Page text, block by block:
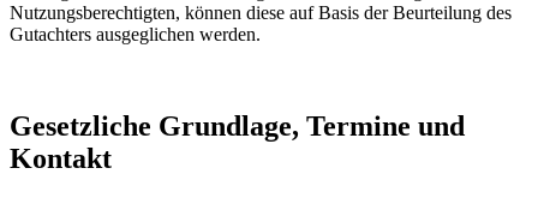
Nutzungsberechtigten, können diese auf Basis der Beurteilung des
Gutachters ausgeglichen werden.
Gesetzliche Grundlage, Termine und
Kontakt